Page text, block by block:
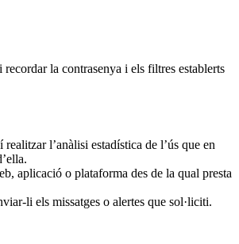
la contrasenya i els filtres establerts
l’anàlisi estadística de l’ús que en
aplicació o plataforma des de la qual presta
li els missatges o alertes que sol·liciti.